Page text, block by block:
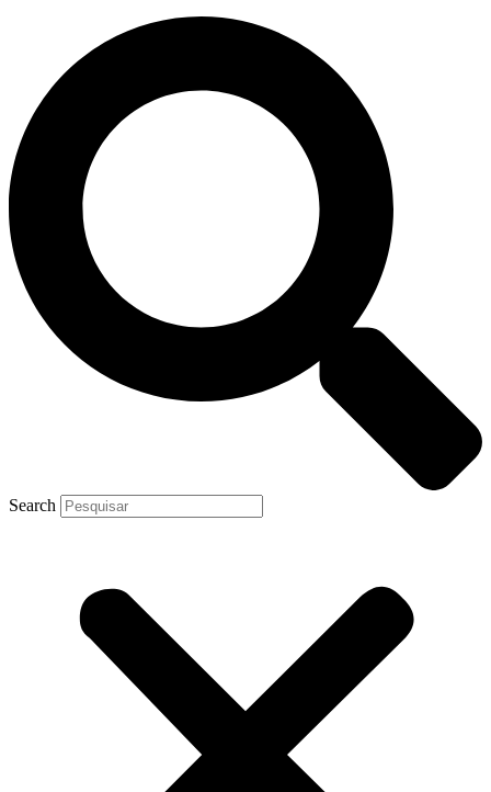
Search